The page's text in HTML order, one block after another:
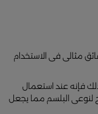
تغطية الشعر الابيض خلال 5 دقائق مثالى فى الاستخدام
فإنه عند استعمال
لنوعى البلسم مما يجعل